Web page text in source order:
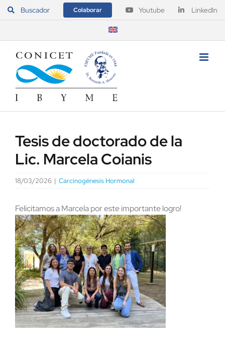
Saltar
Buscador Colaborar Youtube LinkedIn
Tesis de doctorado de la
Lic. Marcela Coianis
18/03/2026 | Carcinogénesis Hormonal
Felicitamos a Marcela por este importante logro!